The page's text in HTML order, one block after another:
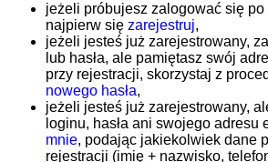
jeżeli próbujesz zalogować się po
najpierw się zarejestruj,
jeżeli jesteś już zarejestrowany,
lub hasła, ale pamiętasz swój
przy rejestracji, skorzystaj z
nowego hasła,
jeżeli jesteś już zarejestrowany,
loginu, hasła ani swojego adresu
mnie, podając jakiekolwiek dane
rejestracji (imię + nazwisko,